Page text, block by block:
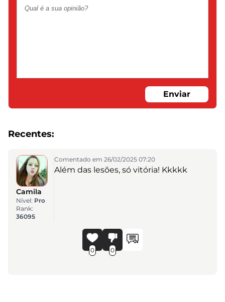
Enviar
Recentes:
Camila
Nível: Pro
Rank:
36095
Comentado em 26/02/2025 07:20
Além das lesões, só vitória! Kkkkk
0 0